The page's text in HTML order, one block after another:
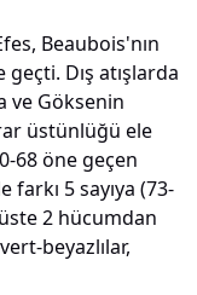
Beaubois'nın
Dış atışlarda
ve Göksenin
üstünlüğü ele
68 öne geçen
5 sayıya (73-
2 hücumdan
beyazlılar,